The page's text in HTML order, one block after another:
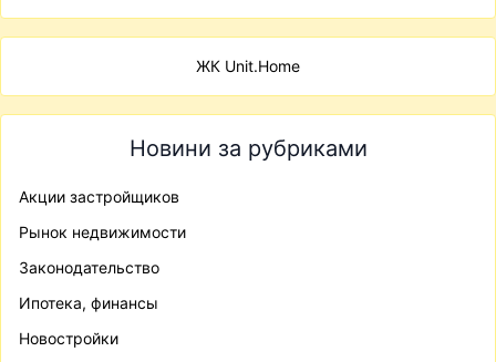
ЖК Unit.Home
Новини за рубриками
Акции застройщиков
Рынок недвижимости
Законодательство
Ипотека, финансы
Новостройки